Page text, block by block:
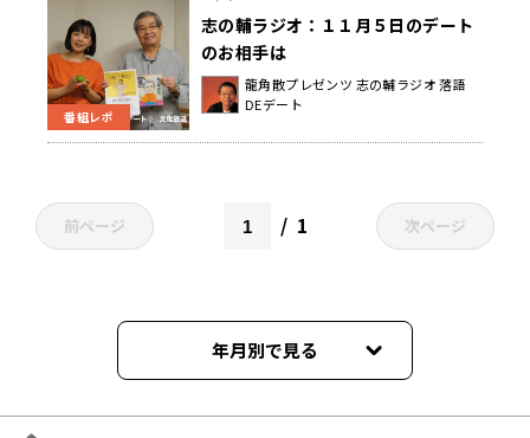
番組レポ
志の輔ラジオ：１１月５日のデート
のお相手は
龍角散プレゼンツ 志の輔ラジオ 落語
DEデート
前ページ 1 次ページ
年月別で見る
2023年11月